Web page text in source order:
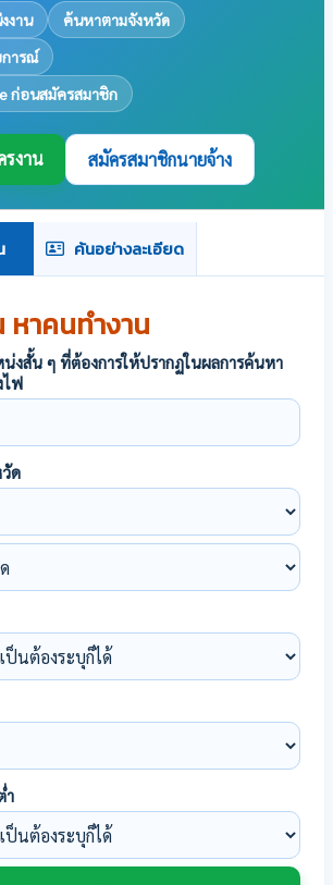
งาน
ค้นหาตามจังหวัด
ารณ์
ก่อนสมัครสมาชิก
รงาน สมัครสมาชิกนายจ้าง
ค้นอย่างละเอียด
หาคนทำงาน
งสั้น ๆ ที่ต้องการให้ปรากฏในผลการค้นหา
ไฟ
ด
ำ